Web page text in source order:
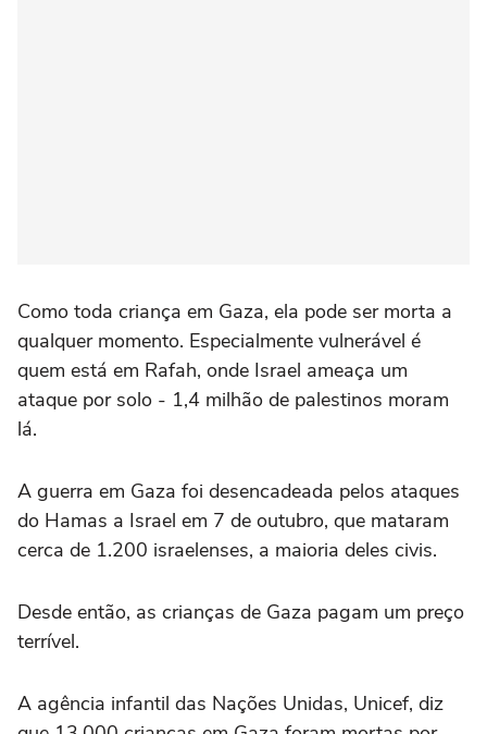
Como toda criança em Gaza, ela pode ser morta a
qualquer momento. Especialmente vulnerável é
quem está em Rafah, onde Israel ameaça um
ataque por solo - 1,4 milhão de palestinos moram
lá.
A guerra em Gaza foi desencadeada pelos ataques
do Hamas a Israel em 7 de outubro, que mataram
cerca de 1.200 israelenses, a maioria deles civis.
Desde então, as crianças de Gaza pagam um preço
terrível.
A agência infantil das Nações Unidas, Unicef, diz